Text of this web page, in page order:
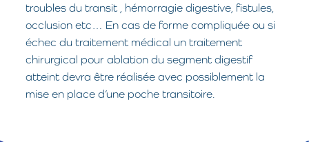
troubles du transit , hémorragie digestive, fistules,
occlusion etc… En cas de forme compliquée ou si
échec du traitement médical un traitement
chirurgical pour ablation du segment digestif
atteint devra être réalisée avec possiblement la
mise en place d’une poche transitoire.